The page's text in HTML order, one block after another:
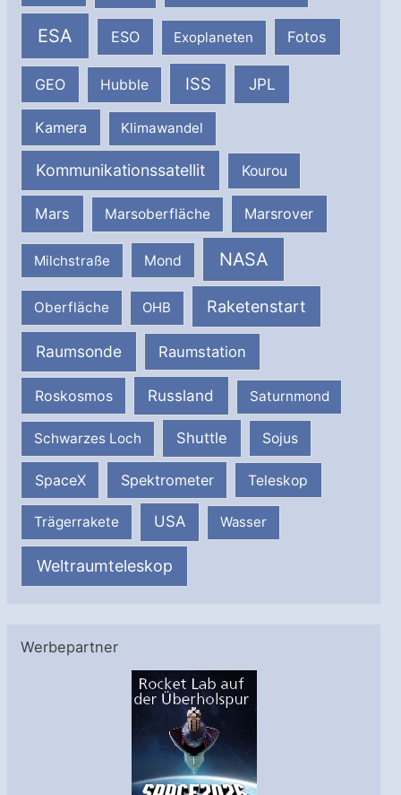
ESA ESO Exoplaneten Fotos
GEO Hubble ISS JPL
Kamera Klimawandel
Kommunikationssatellit Kourou
Mars Marsoberfläche Marsrover
Milchstraße Mond NASA
Oberfläche OHB Raketenstart
Raumsonde Raumstation
Roskosmos Russland Saturnmond
Schwarzes Loch Shuttle Sojus
SpaceX Spektrometer Teleskop
Trägerrakete USA Wasser
Weltraumteleskop
Werbepartner